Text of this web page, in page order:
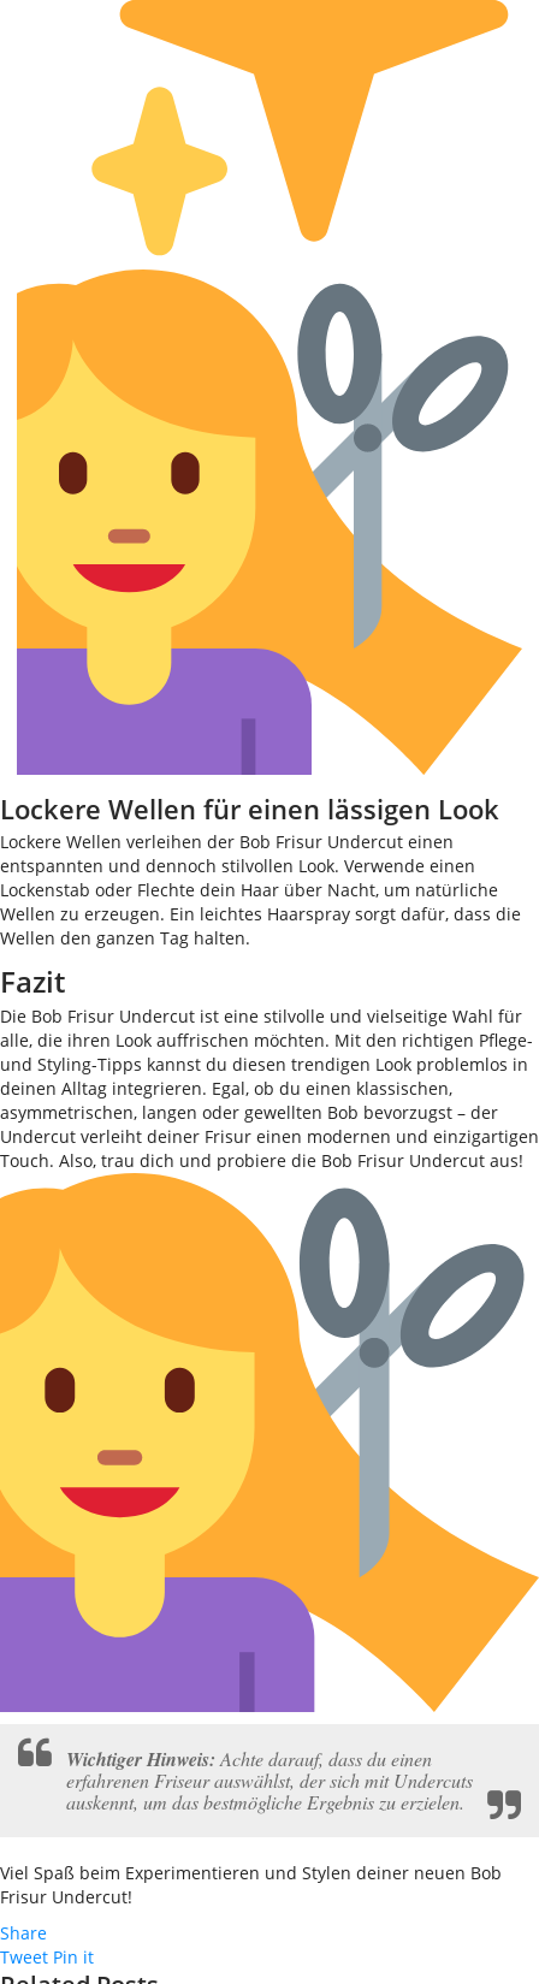
Lockere Wellen für einen lässigen Look
Lockere Wellen verleihen der Bob Frisur Undercut einen
entspannten und dennoch stilvollen Look. Verwende einen
Lockenstab oder Flechte dein Haar über Nacht, um natürliche
Wellen zu erzeugen. Ein leichtes Haarspray sorgt dafür, dass die
Wellen den ganzen Tag halten.
Fazit
Die Bob Frisur Undercut ist eine stilvolle und vielseitige Wahl für
alle, die ihren Look auffrischen möchten. Mit den richtigen Pflege-
und Styling-Tipps kannst du diesen trendigen Look problemlos in
deinen Alltag integrieren. Egal, ob du einen klassischen,
asymmetrischen, langen oder gewellten Bob bevorzugst – der
Undercut verleiht deiner Frisur einen modernen und einzigartigen
Touch. Also, trau dich und probiere die Bob Frisur Undercut aus!
Wichtiger Hinweis: Achte darauf, dass du einen
erfahrenen Friseur auswählst, der sich mit Undercuts
auskennt, um das bestmögliche Ergebnis zu erzielen.
Viel Spaß beim Experimentieren und Stylen deiner neuen Bob
Frisur Undercut!
Share
Tweet Pin it